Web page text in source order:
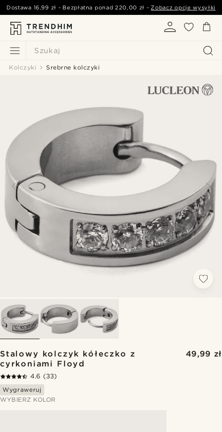
Szukaj
Dostawa 16,99 zł - Bezpłatna ponad220,00 zł -Zobacz opcje wysyłki
Kolczyki Srebrne kolczyki
Stalowy kolczyk kółeczko z
cyrkoniami Floyd
49,99 zł
4.6 (33)
Wygraweruj
WYBIERZ KOLOR